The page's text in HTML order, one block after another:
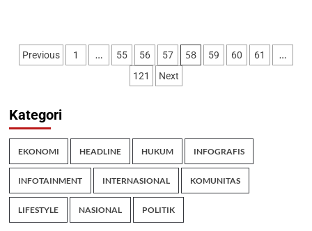
Previous 1 … 55 56 57 58 59 60 61 …
121 Next
Kategori
EKONOMI HEADLINE HUKUM INFOGRAFIS
INFOTAINMENT INTERNASIONAL KOMUNITAS
LIFESTYLE NASIONAL POLITIK